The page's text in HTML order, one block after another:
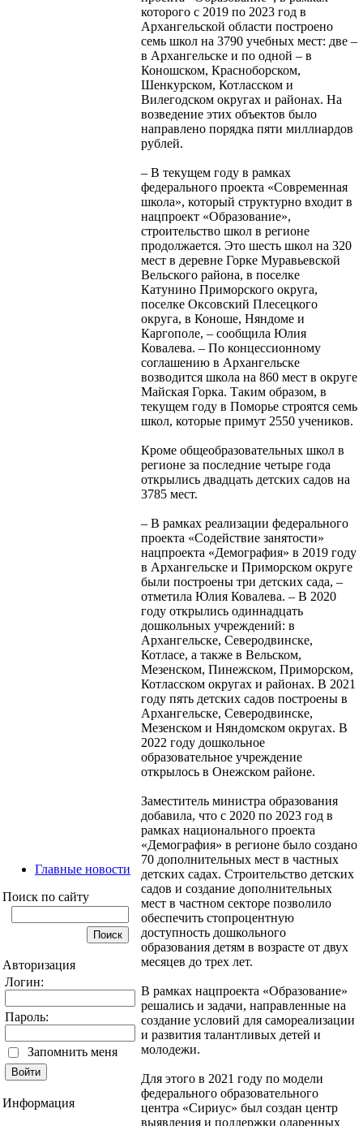
Главные новости
Поиск по сайту
Авторизация
Логин:
Пароль:
Запомнить меня
Информация
которого с 2019 по 2023 год в
Архангельской области построено
семь школ на 3790 учебных мест: две –
в Архангельске и по одной – в
Коношском, Красноборском,
Шенкурском, Котласском и
Вилегодском округах и районах. На
возведение этих объектов было
направлено порядка пяти миллиардов
рублей.
– В текущем году в рамках
федерального проекта «Современная
школа», который структурно входит в
нацпроект «Образование»,
строительство школ в регионе
продолжается. Это шесть школ на 320
мест в деревне Горке Муравьевской
Вельского района, в поселке
Катунино Приморского округа,
поселке Оксовский Плесецкого
округа, в Коноше, Няндоме и
Каргополе, – сообщила Юлия
Ковалева. – По концессионному
соглашению в Архангельске
возводится школа на 860 мест в округе
Майская Горка. Таким образом, в
текущем году в Поморье строятся семь
школ, которые примут 2550 учеников.
Кроме общеобразовательных школ в
регионе за последние четыре года
открылись двадцать детских садов на
3785 мест.
– В рамках реализации федерального
проекта «Содействие занятости»
нацпроекта «Демография» в 2019 году
в Архангельске и Приморском округе
были построены три детских сада, –
отметила Юлия Ковалева. – В 2020
году открылись одиннадцать
дошкольных учреждений: в
Архангельске, Северодвинске,
Котласе, а также в Вельском,
Мезенском, Пинежском, Приморском,
Котласском округах и районах. В 2021
году пять детских садов построены в
Архангельске, Северодвинске,
Мезенском и Няндомском округах. В
2022 году дошкольное
образовательное учреждение
открылось в Онежском районе.
Заместитель министра образования
добавила, что с 2020 по 2023 год в
рамках национального проекта
«Демография» в регионе было создано
70 дополнительных мест в частных
детских садах. Строительство детских
садов и создание дополнительных
мест в частном секторе позволило
обеспечить стопроцентную
доступность дошкольного
образования детям в возрасте от двух
месяцев до трех лет.
В рамках нацпроекта «Образование»
решались и задачи, направленные на
создание условий для самореализации
и развития талантливых детей и
молодежи.
Для этого в 2021 году по модели
федерального образовательного
центра «Сириус» был создан центр
выявления и поддержки одаренных